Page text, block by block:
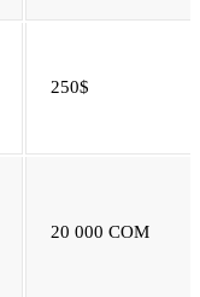
250$
20 000 COM